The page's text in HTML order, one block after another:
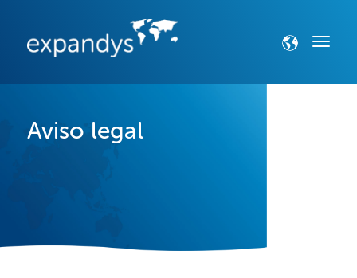
Aviso legal